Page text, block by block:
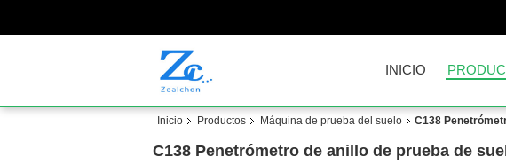
INICIO
Inicio Productos Máquina de prueba del suelo C138
C138 Penetrómetro de anillo de prueba de